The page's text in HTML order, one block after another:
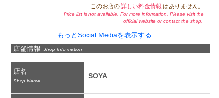
このお店の詳しい料金情報 はありません。
Price list is not available. For more information, Please visit the
official website or contact the shop.
もっとSocial Mediaを表示する
店舗情報 Shop Information
店名
Shop Name
SOYA